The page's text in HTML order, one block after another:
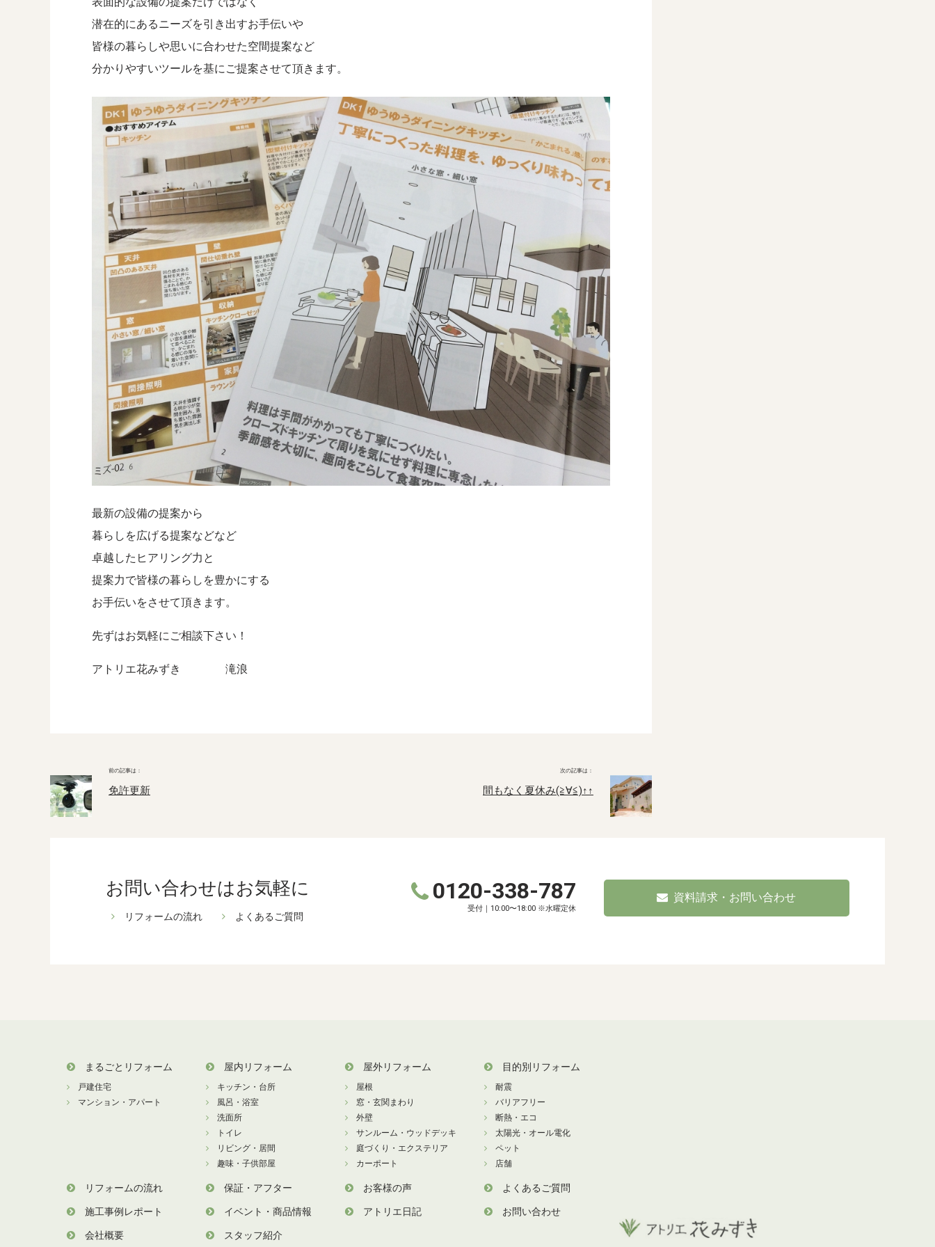
潜在的にあるニーズを引き出すお手伝いや
皆様の暮らしや思いに合わせた空間提案など
分かりやすいツールを基にご提案させて頂きます。
最新の設備の提案から
暮らしを広げる提案などなど
卓越したヒアリング力と
提案力で皆様の暮らしを豊かにする
お手伝いをさせて頂きます。
先ずはお気軽にご相談下さい！
アトリエ花みずき 滝浪
免許更新 間もなく夏休み(≧∀≦)↑↑
お問い合わせはお気軽に
リフォームの流れ よくあるご質問
0120-338-787
受付｜10:00〜18:00 ※水曜定休
資料請求・お問い合わせ
まるごとリフォーム
戸建住宅
マンション・アパート
屋内リフォーム
キッチン・台所
風呂・浴室
洗面所
トイレ
リビング・居間
趣味・子供部屋
屋外リフォーム
屋根
窓・玄関まわり
外壁
サンルーム・ウッドデッキ
庭づくり・エクステリア
カーポート
目的別リフォーム
耐震
バリアフリー
断熱・エコ
太陽光・オール電化
ペット
店舗
リフォームの流れ 保証・アフター お客様の声 よくあるご質問
施工事例レポート イベント・商品情報 アトリエ日記 お問い合わせ
会社概要 スタッフ紹介